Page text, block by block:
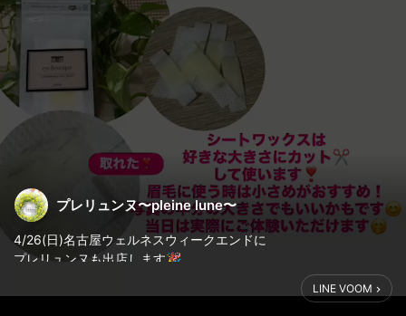
プレリュンヌ〜pleine lune〜
4/26(日)名古屋ウェルネスウィークエンドに
プレリュンヌも出店します🎉
当日のコンテンツはこちら👇
LINE VOOM